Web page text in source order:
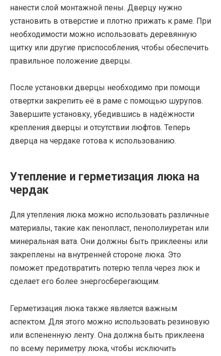
нанести слой монтажной пены. Дверцу нужно
установить в отверстие и плотно прижать к раме. При
необходимости можно использовать деревянную
щитку или другие приспособления, чтобы обеспечить
правильное положение дверцы.
После установки дверцы необходимо при помощи
отвертки закрепить её в раме с помощью шурупов.
Завершите установку, убедившись в надёжности
крепления дверцы и отсутствии люфтов. Теперь
дверца на чердаке готова к использованию.
Утепление и герметизация люка на
чердак
Для утепления люка можно использовать различные
материалы, такие как пенопласт, пенополиуретан или
минеральная вата. Они должны быть приклеены или
закреплены на внутренней стороне люка. Это
поможет предотвратить потерю тепла через люк и
сделает его более энергосберегающим.
Герметизация люка также является важным
аспектом. Для этого можно использовать резиновую
или вспененную ленту. Она должна быть приклеена
по всему периметру люка, чтобы исключить